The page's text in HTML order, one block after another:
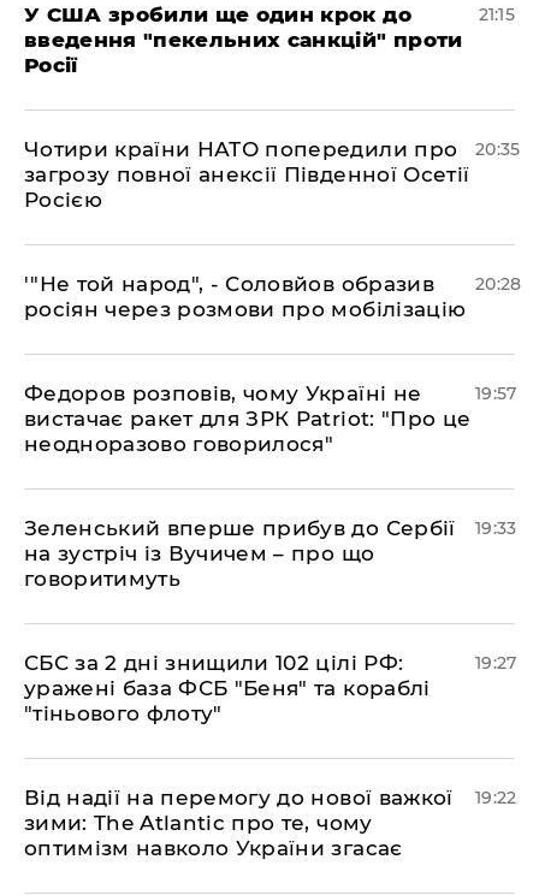
​У США зробили ще один крок до
введення "пекельних санкцій" проти
Росії
21:15
​Чотири країни НАТО попередили про
загрозу повної анексії Південної Осетії
Росією
20:35
​'"Не той народ", - Соловйов образив
росіян через розмови про мобілізацію
20:28
​Федоров розповів, чому Україні не
вистачає ракет для ЗРК Patriot: "Про це
неодноразово говорилося"
19:57
​Зеленський вперше прибув до Сербії
на зустріч із Вучичем – про що
говоритимуть
19:33
​СБС за 2 дні знищили 102 цілі РФ:
уражені база ФСБ "Беня" та кораблі
"тіньового флоту"
19:27
​Від надії на перемогу до нової важкої
зими: The Atlantic про те, чому
оптимізм навколо України згасає
19:22